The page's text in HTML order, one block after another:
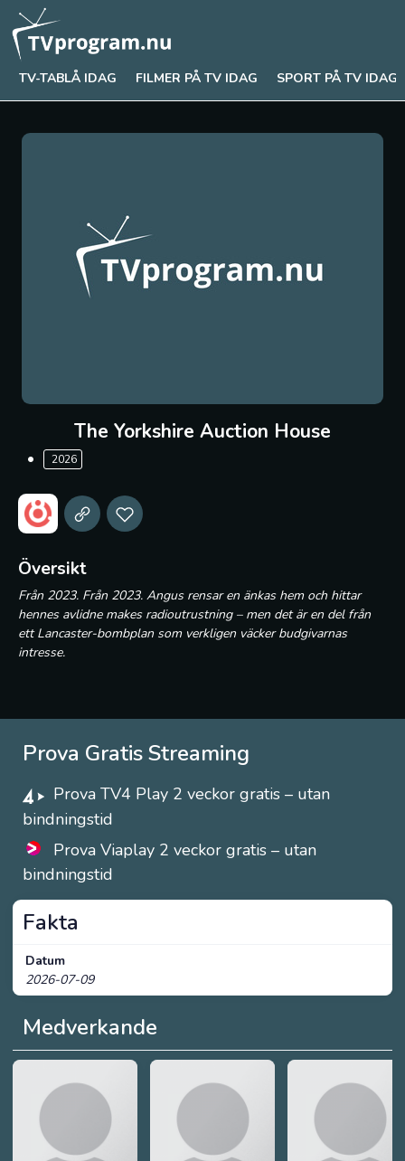
TV-TABLÅ IDAG FILMER PÅ TV IDAG SPORT PÅ TV IDAG
The Yorkshire Auction House
2026
Översikt
Från 2023. Från 2023. Angus rensar en änkas hem och hittar
hennes avlidne makes radioutrustning – men det är en del från
ett Lancaster-bombplan som verkligen väcker budgivarnas
intresse.
Prova Gratis Streaming
Prova TV4 Play 2 veckor gratis – utan
bindningstid
Prova Viaplay 2 veckor gratis – utan
bindningstid
Medverkande
Fakta
Datum
2026-07-09